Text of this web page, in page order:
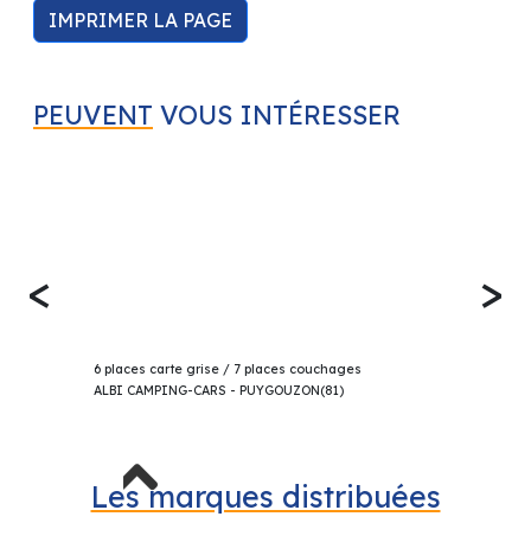
IMPRIMER LA PAGE
PEUVENT VOUS INTÉRESSER
<
6 places carte grise / 7 places couchages
ALBI CAMPING-CARS - PUYGOUZON(81)
>
Les marques distribuées
Previous